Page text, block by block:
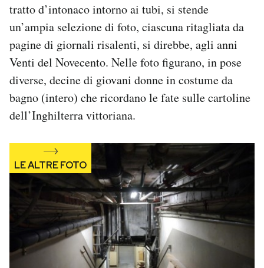
tratto d’intonaco intorno ai tubi, si stende
un’ampia selezione di foto, ciascuna ritagliata da
pagine di giornali risalenti, si direbbe, agli anni
Venti del Novecento. Nelle foto figurano, in pose
diverse, decine di giovani donne in costume da
bagno (intero) che ricordano le fate sulle cartoline
dell’Inghilterra vittoriana.